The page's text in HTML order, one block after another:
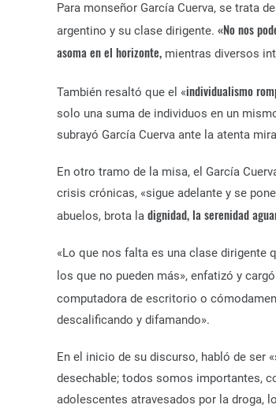
Para monseñor García Cuerva, se trata
argentino y su clase dirigente. «No nos
asoma en el horizonte, mientras diversos
También resaltó que el «individualismo
solo una suma de individuos en un
subrayó García Cuerva ante la atenta
En otro tramo de la misa, el García
crisis crónicas, «sigue adelante y se
abuelos, brota la dignidad, la serenidad
«Lo que nos falta es una clase dirigente
los que no pueden más», enfatizó y
computadora de escritorio o
descalificando y difamando».
En el inicio de su discurso, habló de ser
desechable; todos somos importantes,
adolescentes atravesados por la droga,